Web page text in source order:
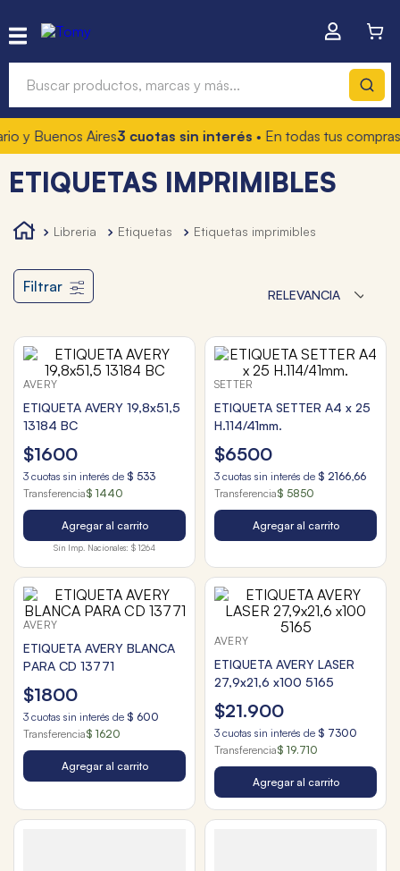
y Buenos Aires3 cuotas sin interés• En todas tus compras
ETIQUETAS IMPRIMIBLES
libreria etiquetas etiquetas imprimibles
Filtrar RELEVANCIA
AVERY
ETIQUETA AVERY 19,8x51,5
13184 BC
$1600
3 cuotas sin interés de $ 533
Transferencia$ 1440
Agregar al carrito
Sin Imp. Nacionales: $ 1264
SETTER
ETIQUETA SETTER A4 x 25
H.114/41mm.
$6500
3 cuotas sin interés de $ 2166,66
Transferencia$ 5850
Agregar al carrito
AVERY
ETIQUETA AVERY BLANCA
PARA CD 13771
$1800
3 cuotas sin interés de $ 600
Transferencia$ 1620
Agregar al carrito
AVERY
ETIQUETA AVERY LASER
27,9x21,6 x100 5165
$21.900
3 cuotas sin interés de $ 7300
Transferencia$ 19.710
Agregar al carrito
Términos más buscados
1
hot wheels
3.
4. marcadores